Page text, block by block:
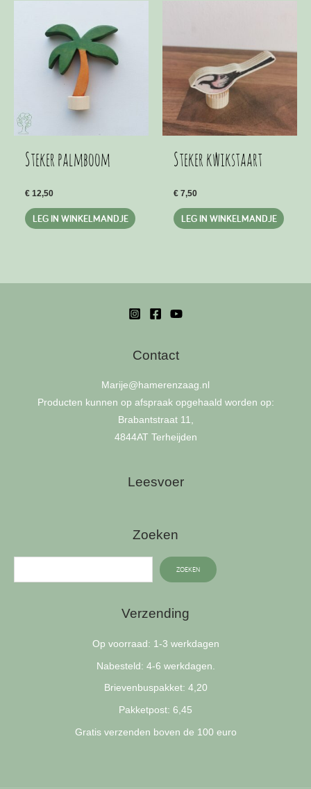
Steker palmboom
€ 12,50
LEG IN WINKELMANDJE
Steker kwikstaart
€ 7,50
LEG IN WINKELMANDJE
Contact
Marije@hamerenzaag.nl
Producten kunnen op afspraak opgehaald worden op:
Brabantstraat 11,
4844AT Terheijden
Leesvoer
Zoeken
ZOEKEN
Verzending
Op voorraad: 1-3 werkdagen
Nabesteld: 4-6 werkdagen.
Brievenbuspakket: 4,20
Pakketpost: 6,45
Gratis verzenden boven de 100 euro